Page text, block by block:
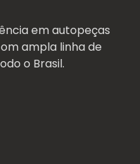
em autopeças
ampla linha de
o Brasil.